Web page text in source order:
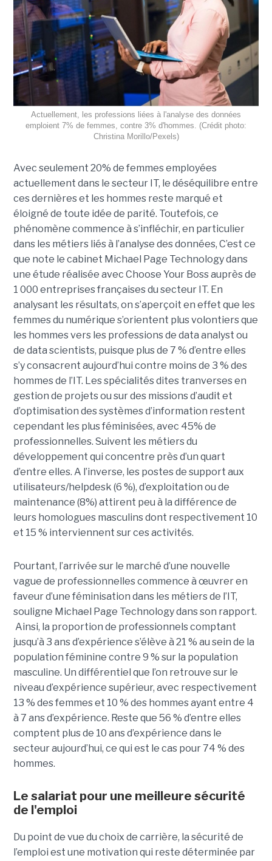
Actuellement, les professions liées à l'analyse des données
emploient 7% de femmes, contre 3% d'hommes. (Crédit photo:
Christina Morillo/Pexels)
Avec seulement 20% de femmes employées
actuellement dans le secteur IT, le déséquilibre entre
ces dernières et les hommes reste marqué et
éloigné de toute idée de parité. Toutefois, ce
phénomène commence à s’infléchir, en particulier
dans les métiers liés à l’analyse des données, C’est ce
que note le cabinet Michael Page Technology dans
une étude réalisée avec Choose Your Boss auprès de
1 000 entreprises françaises du secteur IT. En
analysant les résultats, on s’aperçoit en effet que les
femmes du numérique s’orientent plus volontiers que
les hommes vers les professions de data analyst ou
de data scientists, puisque plus de 7 % d’entre elles
s’y consacrent aujourd’hui contre moins de 3 % des
hommes de l’IT. Les spécialités dites tranverses en
gestion de projets ou sur des missions d’audit et
d’optimisation des systèmes d’information restent
cependant les plus féminisées, avec 45% de
professionnelles. Suivent les métiers du
développement qui concentre près d’un quart
d’entre elles. A l’inverse, les postes de support aux
utilisateurs/helpdesk (6 %), d’exploitation ou de
maintenance (8%) attirent peu à la différence de
leurs homologues masculins dont respectivement 10
et 15 % interviennent sur ces activités.
Pourtant, l’arrivée sur le marché d’une nouvelle
vague de professionnelles commence à œuvrer en
faveur d’une féminisation dans les métiers de l’IT,
souligne Michael Page Technology dans son rapport.
Ainsi, la proportion de professionnels comptant
jusqu’à 3 ans d’expérience s’élève à 21 % au sein de la
population féminine contre 9 % sur la population
masculine. Un différentiel que l’on retrouve sur le
niveau d’expérience supérieur, avec respectivement
13 % des femmes et 10 % des hommes ayant entre 4
à 7 ans d’expérience. Reste que 56 % d’entre elles
comptent plus de 10 ans d’expérience dans le
secteur aujourd’hui, ce qui est le cas pour 74 % des
hommes.
Le salariat pour une meilleure sécurité
de l'emploi
Du point de vue du choix de carrière, la sécurité de
l’emploi est une motivation qui reste déterminée par